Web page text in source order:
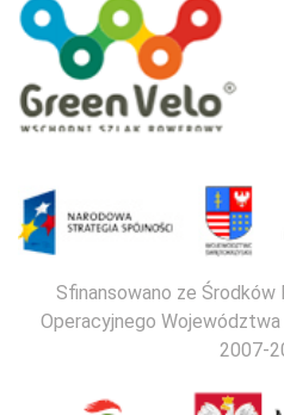
Sfinansowano ze Środków
Operacyjnego
2007-